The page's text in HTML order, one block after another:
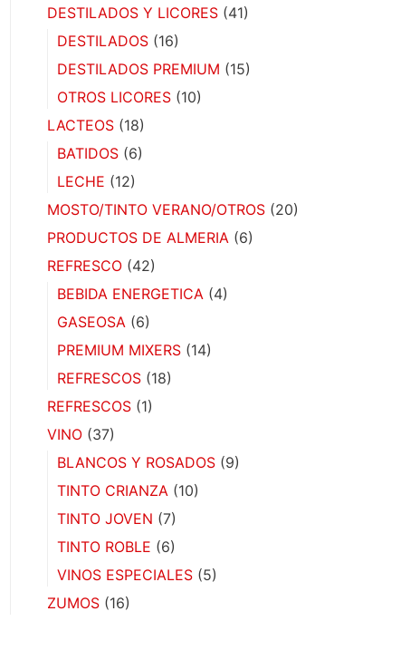
DESTILADOS Y LICORES (41)
DESTILADOS (16)
DESTILADOS PREMIUM (15)
OTROS LICORES (10)
LACTEOS (18)
BATIDOS (6)
LECHE (12)
MOSTO/TINTO VERANO/OTROS (20)
PRODUCTOS DE ALMERIA (6)
REFRESCO (42)
BEBIDA ENERGETICA (4)
GASEOSA (6)
PREMIUM MIXERS (14)
REFRESCOS (18)
REFRESCOS (1)
VINO (37)
BLANCOS Y ROSADOS (9)
TINTO CRIANZA (10)
TINTO JOVEN (7)
TINTO ROBLE (6)
VINOS ESPECIALES (5)
ZUMOS (16)